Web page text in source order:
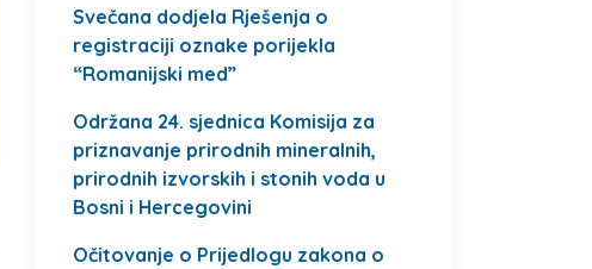
Svečana dodjela Rješenja o
registraciji oznake porijekla
“Romanijski med”
Održana 24. sjednica Komisija za
priznavanje prirodnih mineralnih,
prirodnih izvorskih i stonih voda u
Bosni i Hercegovini
Očitovanje o Prijedlogu zakona o